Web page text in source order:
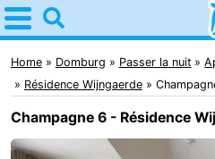
Home
Domburg
Astuces
Avec
Home Domburg Passer la nuit
Résidence Wijngaerde
Champagne 6 - Résidence